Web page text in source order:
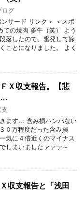
ログ
サード リンク＞ ＜スポ
ての焼肉 多牛（笑） よう
落したので、奮発して嫁
ことになりました。 よく
Ｘ収支報告。【悲
…
支
ます… 含み損ハンパない
０万程度だった含み損
気に４倍近くのマイナス
しまいましたァァァ～
収支報告と「浅田